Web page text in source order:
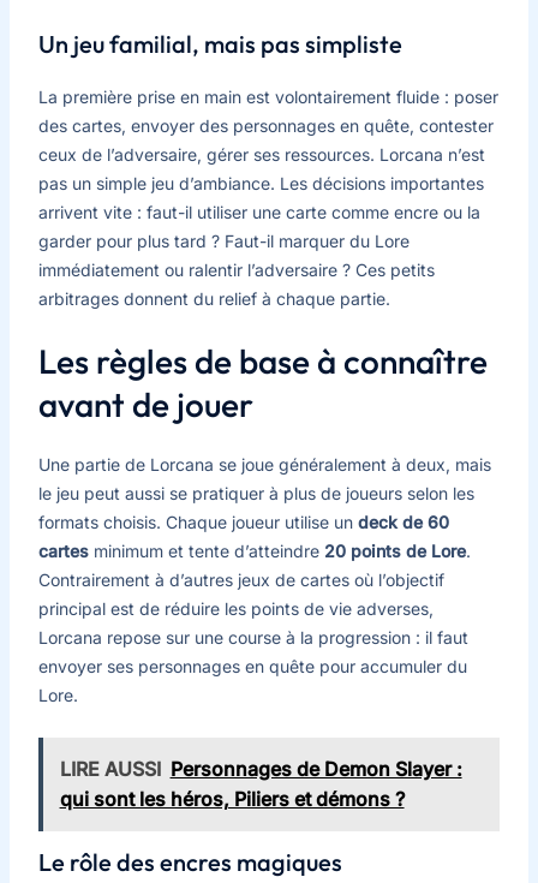
Un jeu familial, mais pas simpliste
La première prise en main est volontairement fluide : poser
des cartes, envoyer des personnages en quête, contester
ceux de l’adversaire, gérer ses ressources. Lorcana n’est
pas un simple jeu d’ambiance. Les décisions importantes
arrivent vite : faut-il utiliser une carte comme encre ou la
garder pour plus tard ? Faut-il marquer du Lore
immédiatement ou ralentir l’adversaire ? Ces petits
arbitrages donnent du relief à chaque partie.
Les règles de base à connaître
avant de jouer
Une partie de Lorcana se joue généralement à deux, mais
le jeu peut aussi se pratiquer à plus de joueurs selon les
formats choisis. Chaque joueur utilise un deck de 60
cartesminimum et tente d’atteindre 20 points de Lore.
Contrairement à d’autres jeux de cartes où l’objectif
principal est de réduire les points de vie adverses,
Lorcana repose sur une course à la progression : il faut
envoyer ses personnages en quête pour accumuler du
Lore.
LIRE AUSSI Personnages de Demon Slayer :
qui sont les héros, Piliers et démons ?
Le rôle des encres magiques